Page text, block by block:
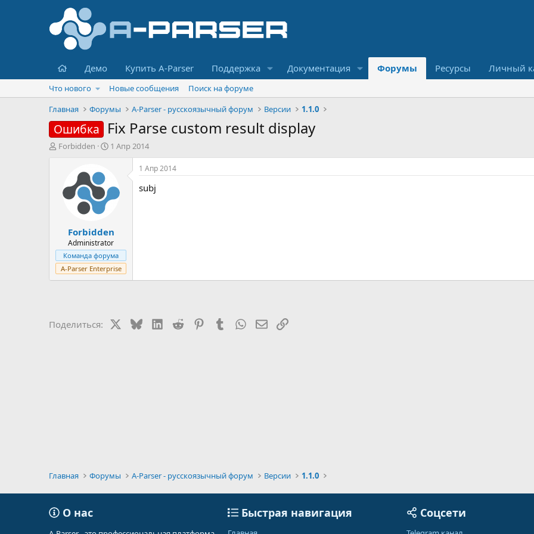
Главная
Демо Купить A-Parser Поддержка Документация Форумы Ресурсы Личный
Что нового Новые сообщения
Поиск на форуме
Главная
Форумы A-Parser - русскоязычный форум Версии 1.1.0
Ошибка Fix Parse custom result display
А
Forbidden
Д
н
а
л
а
1 Апр 2014
Forbidden
Administrator
Команда форума
A-Parser Enterprise
1 Апр 2014
subj
Поделиться: BlueskyLinkedIn
Reddit PinterestTumblrWhatsAppЭлектронная почта
Ссылка
Главная Форумы A-Parser - русскоязычный форум Версии 1.1.0
О нас Быстрая навигация Соцсети